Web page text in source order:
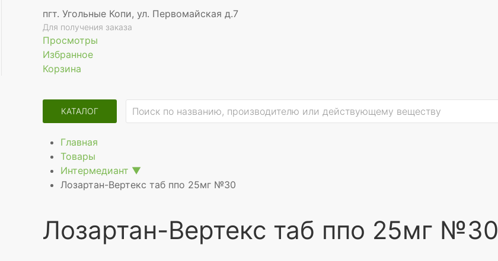
пгт. Угольные Копи, ул. Первомайская д.7
Для получения заказа
Просмотры
Избранное
Корзина
КАТАЛОГ
Главная
Товары
Интермедиант ▼
Лозартан-Вертекс таб ппо 25мг №30
Лозартан-Вертекс таб ппо 25мг №30